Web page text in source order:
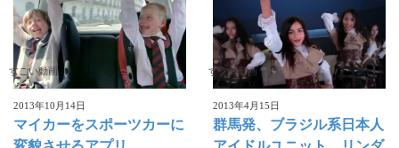
すごい動画
2013年10月14日
マイカーをスポーツカーに
すごい動画
2013年4月15日
群馬発、ブラジル系日本人